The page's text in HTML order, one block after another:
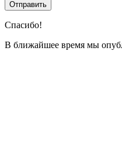
Спасибо!
В ближайшее время мы